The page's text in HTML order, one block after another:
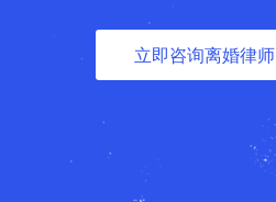
立即咨询离婚律师